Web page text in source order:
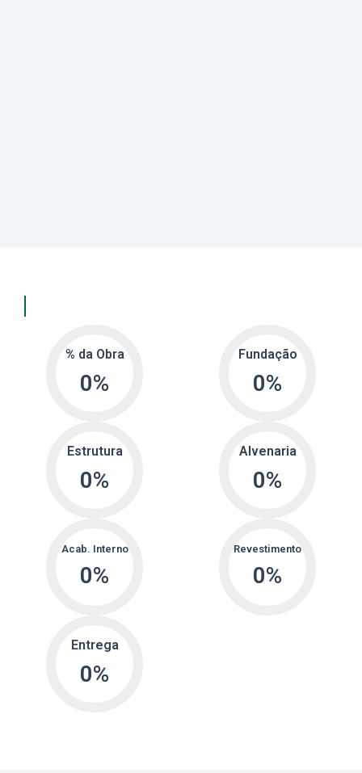
% da Obra
0%
Fundação
0%
Estrutura
0%
Alvenaria
0%
Acab. Interno
0%
Revestimento
0%
Entrega
0%